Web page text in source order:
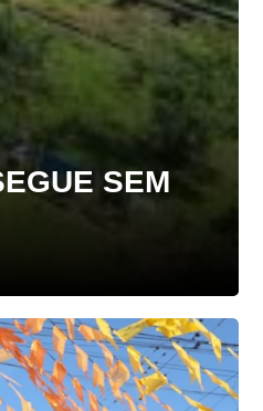
SEM